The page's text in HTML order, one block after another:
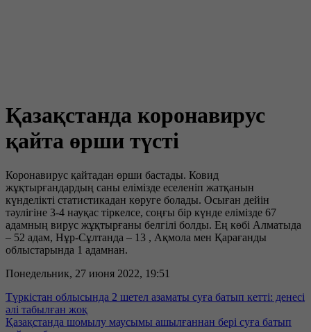
Қазақстанда коронавирус
қайта өрши түсті
Коронавирус қайтадан өрши бастады. Ковид
жұқтырғандардың саны елімізде еселеніп жатқанын
күнделікті статистикадан көруге болады. Осыған дейін
тәулігіне 3-4 науқас тіркелсе, соңғы бір күнде елімізде 67
адамның вирус жұқтырғаны белгілі болды. Ең көбі Алматыда
– 52 адам, Нұр-Сұлтанда – 13 , Ақмола мен Қарағанды
облыстарында 1 адамнан.
Понедельник, 27 июня 2022, 19:51
Түркістан облысында 2 шетел азаматы суға батып кетті: денесі
әлі табылған жоқ
Қазақстанда шомылу маусымы ашылғаннан бері суға батып